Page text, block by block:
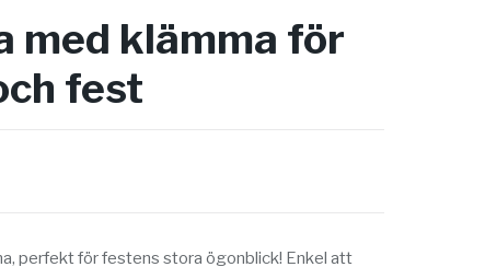
med klämma för
fest
perfekt för festens stora ögonblick! Enkel att